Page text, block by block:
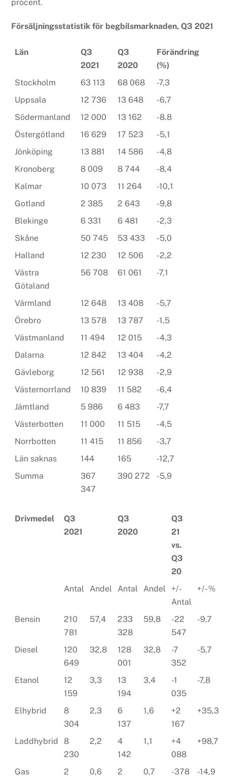
procent.
Försäljningsstatistik för begbilsmarknaden, Q3 2021
Län
Q3
2021
Q3
2020
Förändring
(%)
Stockholm
63 113 68 068
-7,3
Uppsala
12 736 13 648
-6,7
Södermanland
12 000 13 162
-8.8
Östergötland
16 629 17 523
-5,1
Jönköping
13 881 14 586
-4,8
Kronoberg
8 009 8 744
-8,4
Kalmar
10 073 11 264
-10,1
Gotland
2 385 2 643
-9,8
Blekinge
6 331 6 481
-2,3
Skåne
50 745 53 433
-5,0
Halland
12 230 12 506
-2,2
Västra
Götaland
56 708 61 061 -7,1
Värmland 12 648 13 408
-5,7
Örebro
13 578 13 787
-1,5
Västmanland
11 494 12 015
-4,3
Dalarna
12 842 13 404
-4,2
Gävleborg
12 561 12 938
-2,9
Västernorrland
10 839 11 582
-6,4
Jämtland
5 986 6 483
-7,7
Västerbotten
11 000 11 515
-4,5
Norrbotten
11 415 11 856
-3,7
Län saknas
144 165
-12,7
Summa
367
347
390 272 -5,9
Drivmedel
Q3
2021
Q3
2020
Q3
21
vs.
Q3
20
Antal
Andel Antal Andel
+/-
Antal
+/- %
Bensin
210
781
57,4
233
328
59,8
-22
547
-9,7
Diesel
120
649
32,8
128
001
32,8
-7
352
-5,7
Etanol
12
159
3,3
13
194
3,4
-1
035
-7,8
Elhybrid
8
304
2,3
6
137
1,6
+2
167
+35,3
Laddhybrid
8
230
2,2
4
142
1,1
+4
088
+98,7
Gas
2
0,6
2
0,7 -378 -14,9